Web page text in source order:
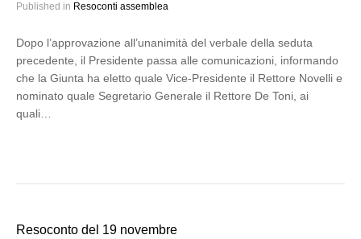
Published in Resoconti assemblea
Dopo l’approvazione all’unanimità del verbale della seduta
precedente, il Presidente passa alle comunicazioni, informando
che la Giunta ha eletto quale Vice-Presidente il Rettore Novelli e
nominato quale Segretario Generale il Rettore De Toni, ai
quali…
Resoconto del 19 novembre